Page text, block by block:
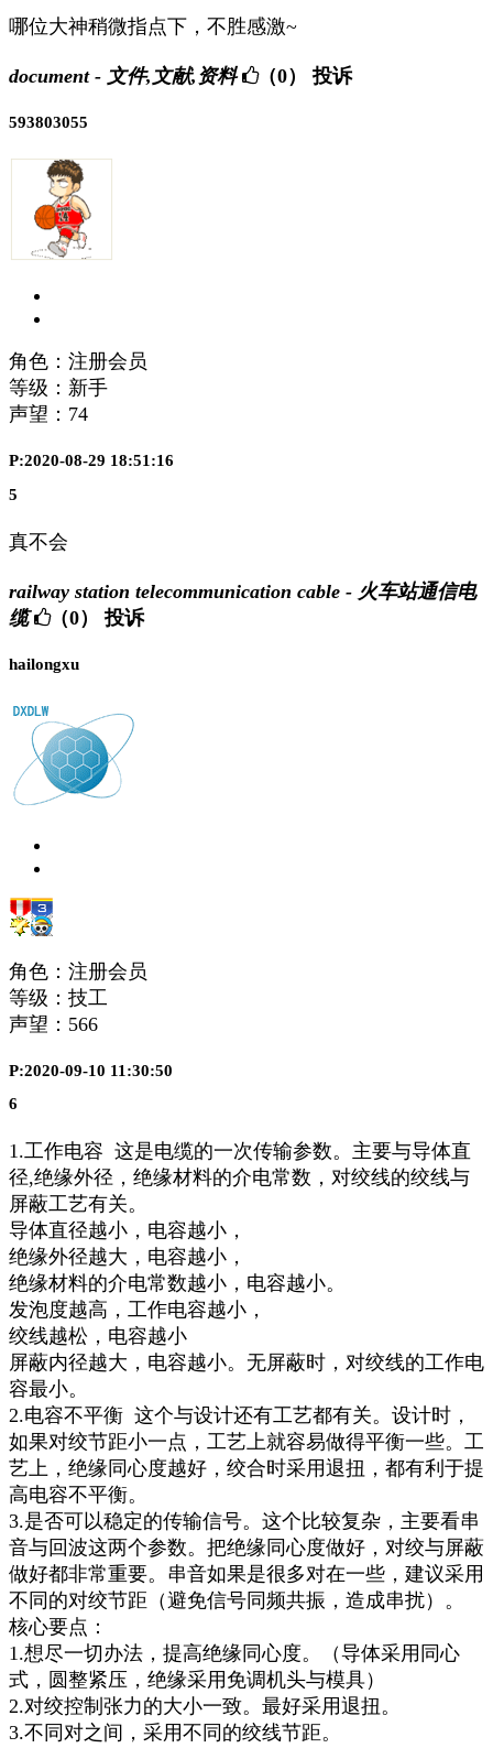
哪位大神稍微指点下，不胜感激~
document - 文件,文献,资料 （0） 投诉
593803055
角色：注册会员
等级：新手
声望： 74
P:2020-08-29 18:51:16
5
真不会
railway station telecommunication cable - 火车站通信电
缆
（0） 投诉
hailongxu
角色：注册会员
等级：技工
声望： 566
P:2020-09-10 11:30:50
6
1.工作电容 这是电缆的一次传输参数。主要与导体直
径,绝缘外径，绝缘材料的介电常数，对绞线的绞线与
屏蔽工艺有关。
导体直径越小，电容越小，
绝缘外径越大，电容越小，
绝缘材料的介电常数越小，电容越小。
发泡度越高，工作电容越小，
绞线越松，电容越小
屏蔽内径越大，电容越小。无屏蔽时，对绞线的工作电
容最小。
2.电容不平衡 这个与设计还有工艺都有关。设计时，
如果对绞节距小一点，工艺上就容易做得平衡一些。工
艺上，绝缘同心度越好，绞合时采用退扭，都有利于提
高电容不平衡。
3.是否可以稳定的传输信号。这个比较复杂，主要看串
音与回波这两个参数。把绝缘同心度做好，对绞与屏蔽
做好都非常重要。串音如果是很多对在一些，建议采用
不同的对绞节距（避免信号同频共振，造成串扰）。
核心要点：
1.想尽一切办法，提高绝缘同心度。（导体采用同心
式，圆整紧压，绝缘采用免调机头与模具）
2.对绞控制张力的大小一致。最好采用退扭。
3.不同对之间，采用不同的绞线节距。